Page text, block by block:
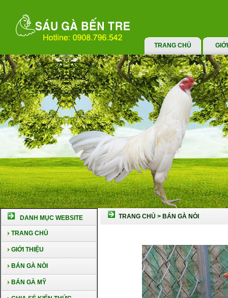
TRANG CHỦ
DANH MỤC WEBSITE
TRANG CHỦ
GIỚI THIỆU
BÁN GÀ NÒI
BÁN GÀ MỸ
TRANG CHỦ > BÁN GÀ NÒI